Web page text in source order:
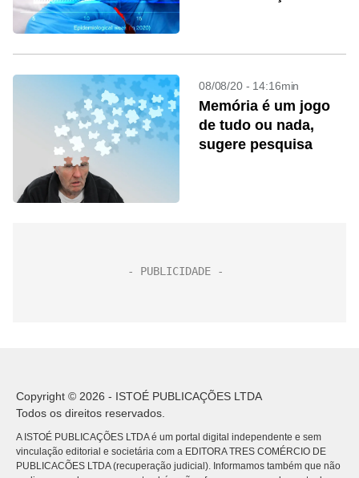
08/08/20 - 14:16min
Memória é um jogo
de tudo ou nada,
sugere pesquisa
Copyright © 2026 - ISTOÉ PUBLICAÇÕES LTDA
Todos os direitos reservados.
A ISTOÉ PUBLICAÇÕES LTDA é um portal digital independente e sem
vinculação editorial e societária com a EDITORA TRES COMÉRCIO DE
PUBLICACÕES LTDA (recuperação judicial). Informamos também que não